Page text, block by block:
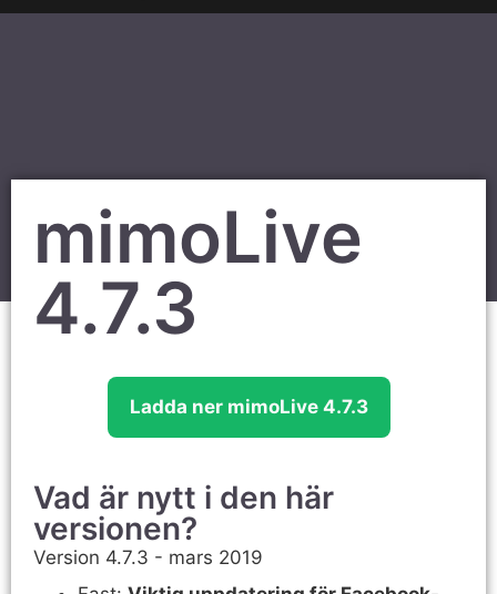
mimoLive
4.7.3
Ladda ner mimoLive 4.7.3
Vad är nytt i den här
versionen?
Version 4.7.3 - mars 2019